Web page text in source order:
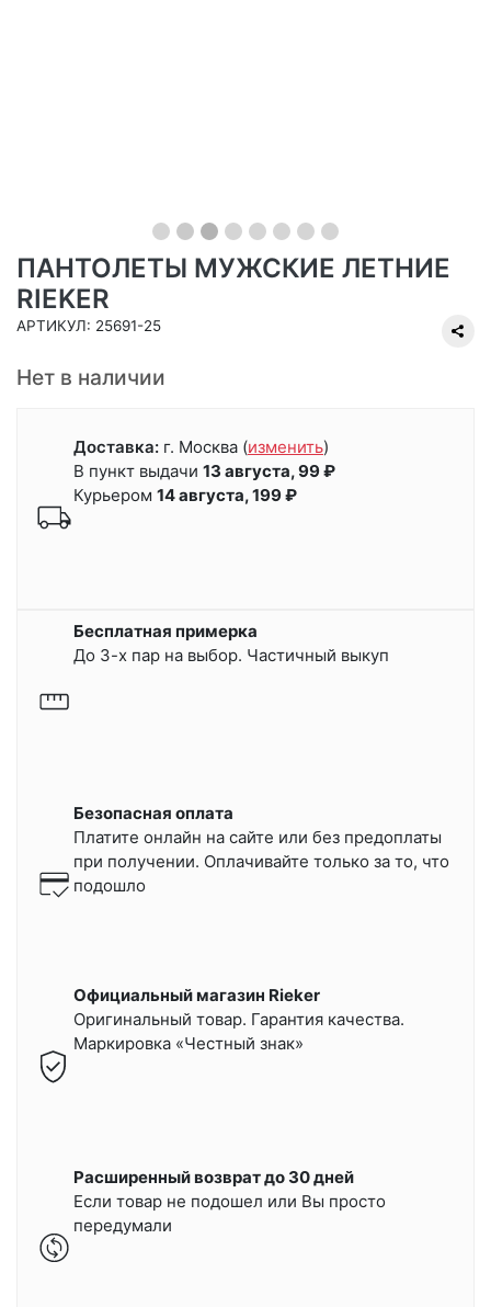
ПАНТОЛЕТЫ МУЖСКИЕ ЛЕТНИЕ
RIEKER
АРТИКУЛ: 25691-25
Нет в наличии
Доставка: г. Москва (изменить)
В пункт выдачи 13 августа, 99 ₽
Курьером 14 августа, 199 ₽
Бесплатная примерка
До 3-х пар на выбор. Частичный выкуп
Безопасная оплата
Платите онлайн на сайте или без предоплаты
при получении. Оплачивайте только за то, что
подошло
Официальный магазин Rieker
Оригинальный товар. Гарантия качества.
Маркировка «Честный знак»
Расширенный возврат до 30 дней
Если товар не подошел или Вы просто
передумали